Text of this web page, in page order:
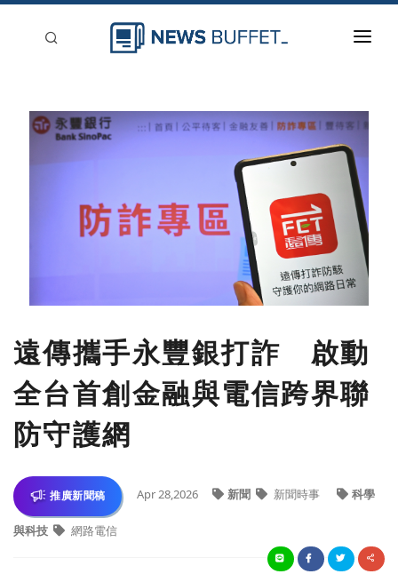
新聞稿分類
遠傳攜手永豐銀打詐 啟動
全台首創金融與電信跨界聯
防守護網
推廣新聞稿 Apr 28,2026 新聞 新聞時事 科學
與科技 網路電信